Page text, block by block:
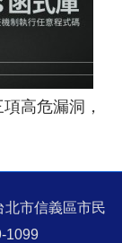
高危漏洞，
北市信義區市民
1099